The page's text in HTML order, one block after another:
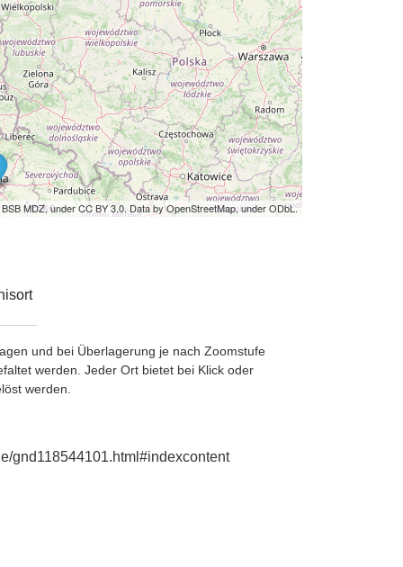
MDZ, under CC BY 3.0. Data by OpenStreetMap, under ODbL.
und bei Überlagerung je nach Zoomstufe
werden. Jeder Ort bietet bei Klick oder
werden.
gnd118544101.html#indexcontent